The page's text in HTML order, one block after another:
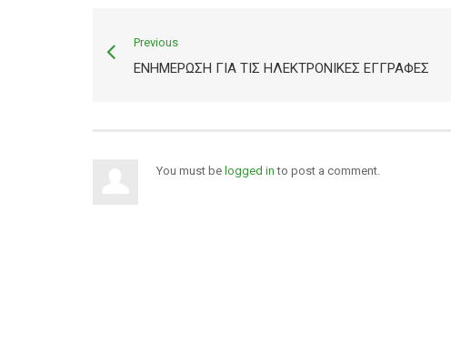
Previous
ΕΝΗΜΈΡΩΣΗ ΓΙΑ ΤΙΣ ΗΛΕΚΤΡΟΝΙΚΈΣ ΕΓΓΡΑΦΈΣ
You must be logged in to post a comment.